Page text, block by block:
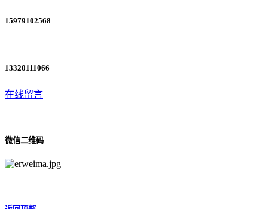
15979102568
13320111066
在线留言
微信二维码